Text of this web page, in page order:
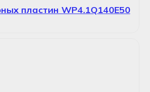
пластин WP4.1Q140E50